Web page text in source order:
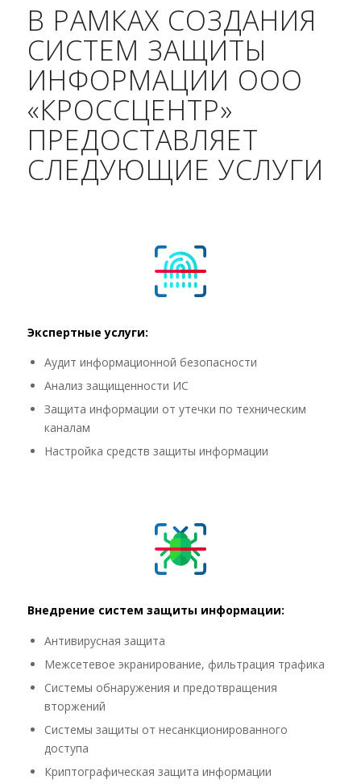
В РАМКАХ СОЗДАНИЯ
СИСТЕМ ЗАЩИТЫ
ИНФОРМАЦИИ ООО
«КРОССЦЕНТР»
ПРЕДОСТАВЛЯЕТ
СЛЕДУЮЩИЕ УСЛУГИ
Экспертные услуги:
Аудит информационной безопасности
Анализ защищенности ИС
Защита информации от утечки по техническим
каналам
Настройка средств защиты информации
Внедрение систем защиты информации:
Антивирусная защита
Межсетевое экранирование, фильтрация трафика
Системы обнаружения и предотвращения
вторжений
Системы защиты от несанкционированного
доступа
Криптографическая защита информации